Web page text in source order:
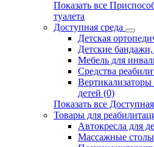
Показать все
туалета
Доступная среда
Детская
Детские
Мебель для
Средства
детей (0)
Показать все
Товары для
Автокресла для
Массажные столы